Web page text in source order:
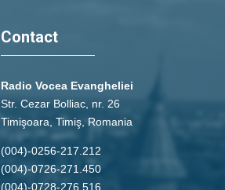
Contact
Radio Vocea Evangheliei
Str. Cezar Bolliac, nr. 26
Timişoara, Timiş, Romania
(004)-0256-217.212
(004)-0726-271.450
(004)-0728-276.516